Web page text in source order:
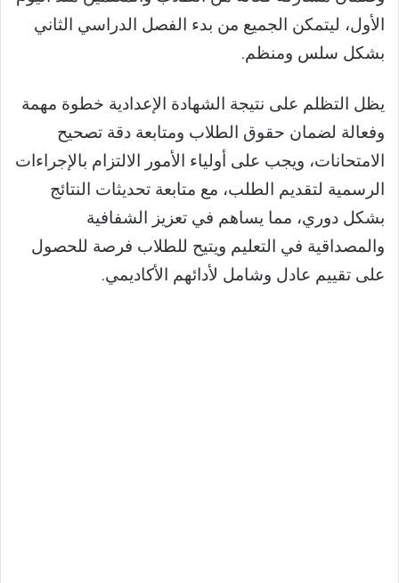
الأول، ليتمكن الجميع من بدء الفصل الدراسي الثاني
بشكل سلس ومنظم.
يظل التظلم على نتيجة الشهادة الإعدادية خطوة مهمة
وفعالة لضمان حقوق الطلاب ومتابعة دقة تصحيح
الامتحانات، ويجب على أولياء الأمور الالتزام بالإجراءات
الرسمية لتقديم الطلب، مع متابعة تحديثات النتائج
بشكل دوري، مما يساهم في تعزيز الشفافية
والمصداقية في التعليم ويتيح للطلاب فرصة للحصول
على تقييم عادل وشامل لأدائهم الأكاديمي.